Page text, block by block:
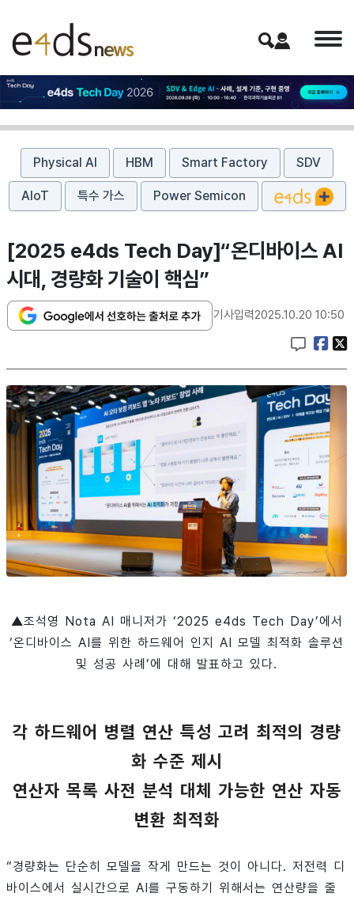
Physical AI HBM Smart Factory SDV
AIoT 특수 가스 Power Semicon
[2025 e4ds Tech Day]“온디바이스 AI
시대, 경량화 기술이 핵심”
기사입력2025.10.20 10:50
▲조석영 Nota AI 매니저가 ‘2025 e4ds Tech Day’에서
‘온디바이스 AI를 위한 하드웨어 인지 AI 모델 최적화 솔루션
및 성공 사례’에 대해 발표하고 있다.
각 하드웨어 병렬 연산 특성 고려 최적의 경량
화 수준 제시
연산자 목록 사전 분석 대체 가능한 연산 자동
변환 최적화
“경량화는 단순히 모델을 작게 만드는 것이 아니다. 저전력 디
바이스에서 실시간으로 AI를 구동하기 위해서는 연산량을 줄